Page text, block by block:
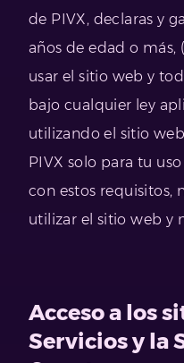
de PIVX, declaras y
años de edad o
usar el sitio web y
bajo cualquier ley
utilizando el sitio
PIVX solo para tu
con estos requisitos,
utilizar el sitio web y
Acceso a los
Servicios y la